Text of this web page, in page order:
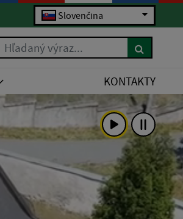
Slovenčina
Hľadaný výraz...
KONTAKTY